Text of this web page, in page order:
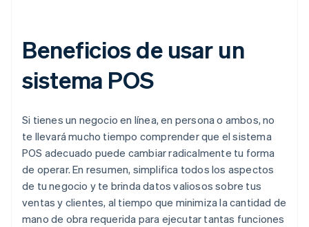
Beneficios de usar un
sistema POS
Si tienes un negocio en línea, en persona o ambos, no
te llevará mucho tiempo comprender que el sistema
POS adecuado puede cambiar radicalmente tu forma
de operar. En resumen, simplifica todos los aspectos
de tu negocio y te brinda datos valiosos sobre tus
ventas y clientes, al tiempo que minimiza la cantidad de
mano de obra requerida para ejecutar tantas funciones